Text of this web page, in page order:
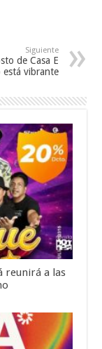
Siguiente
de Casa E
está vibrante
reunirá a las